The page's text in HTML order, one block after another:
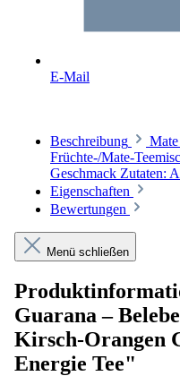
E-Mail
Beschreibung
Früchte-/Mate-
Geschmack Zutaten:
Eigenschaften
Bewertungen
Menü schließen
Guarana –
Kirsch-Orangen
Energie Tee"